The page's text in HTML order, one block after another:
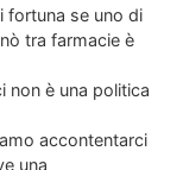
fortuna se uno di
tra farmacie è
non è una politica
accontentarci
una